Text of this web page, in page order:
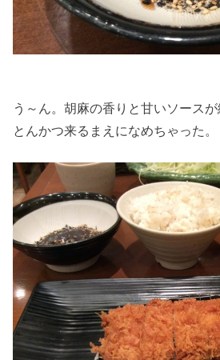
う～ん。胡麻の香りと甘いソースが
とんかつ来るまえになめちゃった。